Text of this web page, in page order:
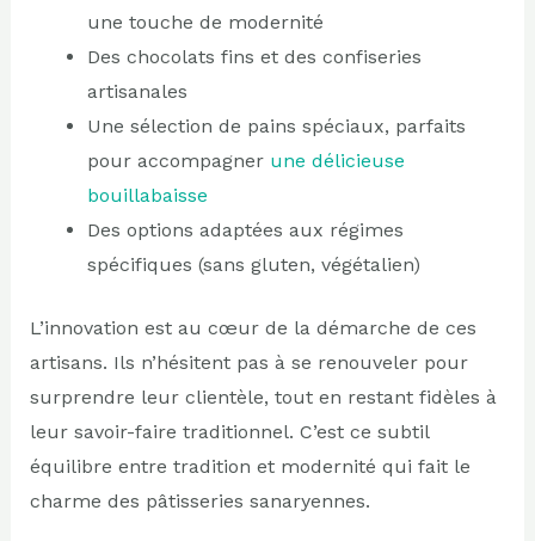
une touche de modernité
Des chocolats fins et des confiseries
artisanales
Une sélection de pains spéciaux, parfaits
pour accompagner une délicieuse
bouillabaisse
Des options adaptées aux régimes
spécifiques (sans gluten, végétalien)
L’innovation est au cœur de la démarche de ces
artisans. Ils n’hésitent pas à se renouveler pour
surprendre leur clientèle, tout en restant fidèles à
leur savoir-faire traditionnel. C’est ce subtil
équilibre entre tradition et modernité qui fait le
charme des pâtisseries sanaryennes.